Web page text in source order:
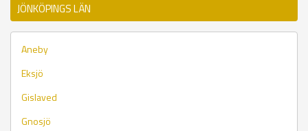
JÖNKÖPINGS LÄN
Aneby
Eksjö
Gislaved
Gnosjö